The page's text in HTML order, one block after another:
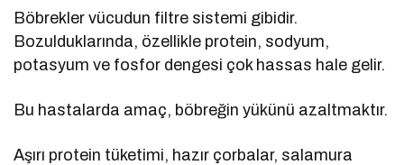
Böbrekler vücudun filtre sistemi gibidir.
Bozulduklarında, özellikle protein, sodyum,
potasyum ve fosfor dengesi çok hassas hale gelir.
Bu hastalarda amaç, böbreğin yükünü azaltmaktır.
Aşırı protein tüketimi, hazır çorbalar, salamura